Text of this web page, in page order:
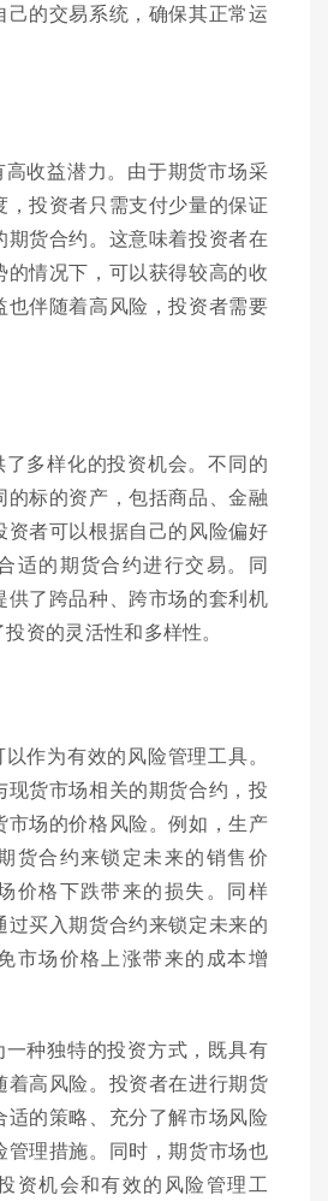
己的交易系统，确保其正常运
收益潜力。由于期货市场采
，投资者只需支付少量的保证
期货合约。这意味着投资者在
的情况下，可以获得较高的收
也伴随着高风险，投资者需要
多样化的投资机会。不同的
的标的资产，包括商品、金融
资者可以根据自己的风险偏好
适的期货合约进行交易。同
供了跨品种、跨市场的套利机
资的灵活性和多样性。
作为有效的风险管理工具。
现货市场相关的期货合约，投
市场的价格风险。例如，生产
货合约来锁定未来的销售价
价格下跌带来的损失。同样
过买入期货合约来锁定未来的
市场价格上涨带来的成本增
种独特的投资方式，既具有
着高风险。投资者在进行期货
适的策略、充分了解市场风险
管理措施。同时，期货市场也
资机会和有效的风险管理工